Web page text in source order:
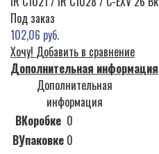
Под заказ
102,06 руб.
Хочу! Добавить в сравнение
Дополнительная информация
Дополнительная
информация
ВКоробке 0
ВУпаковке 0